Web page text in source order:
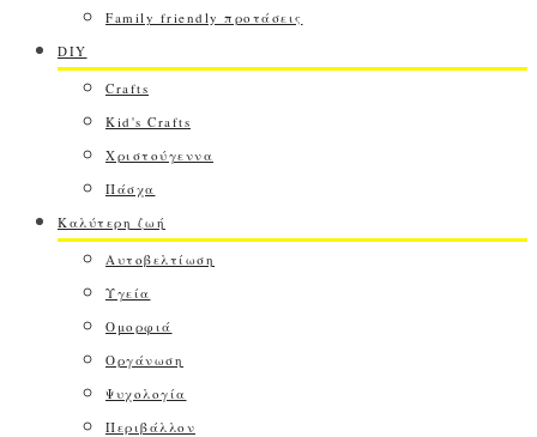
Family friendly προτάσεις
DIY
Crafts
Kid's Crafts
Χριστούγεννα
Πάσχα
Καλύτερη ζωή
Αυτοβελτίωση
Υγεία
Ομορφιά
Οργάνωση
Ψυχολογία
Περιβάλλον